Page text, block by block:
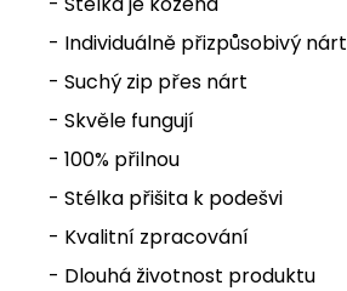
- Individuálně přizpůsobivý nárt
- Suchý zip přes nárt
- Skvěle fungují
- 100% přilnou
- Stélka přišita k podešvi
- Kvalitní zpracování
- Dlouhá životnost produktu